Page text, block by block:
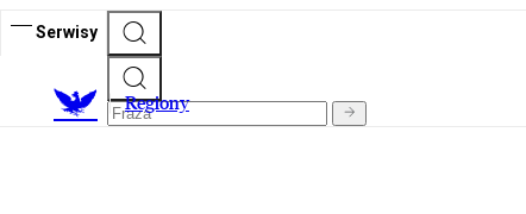
Serwisy
Regiony